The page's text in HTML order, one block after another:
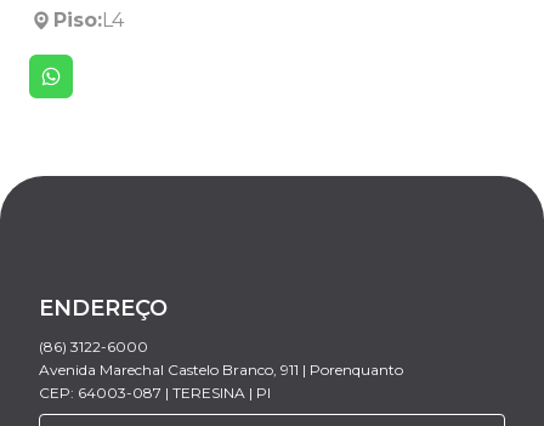
Piso:L4
ENDEREÇO
(86) 3122-6000
Avenida Marechal Castelo Branco, 911 | Porenquanto
CEP: 64003-087 | TERESINA | PI